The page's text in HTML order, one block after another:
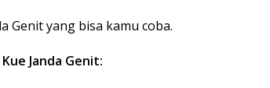
Genit yang bisa kamu coba.
Janda Genit: